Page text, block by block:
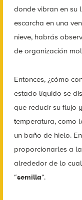
donde vibran en su
escarcha en una
nieve, habrás
de organización
Entonces, ¿cómo
estado líquido se
que reducir su flujo
temperatura, como
un baño de hielo.
proporcionarles a
alrededor de lo
“semilla“.